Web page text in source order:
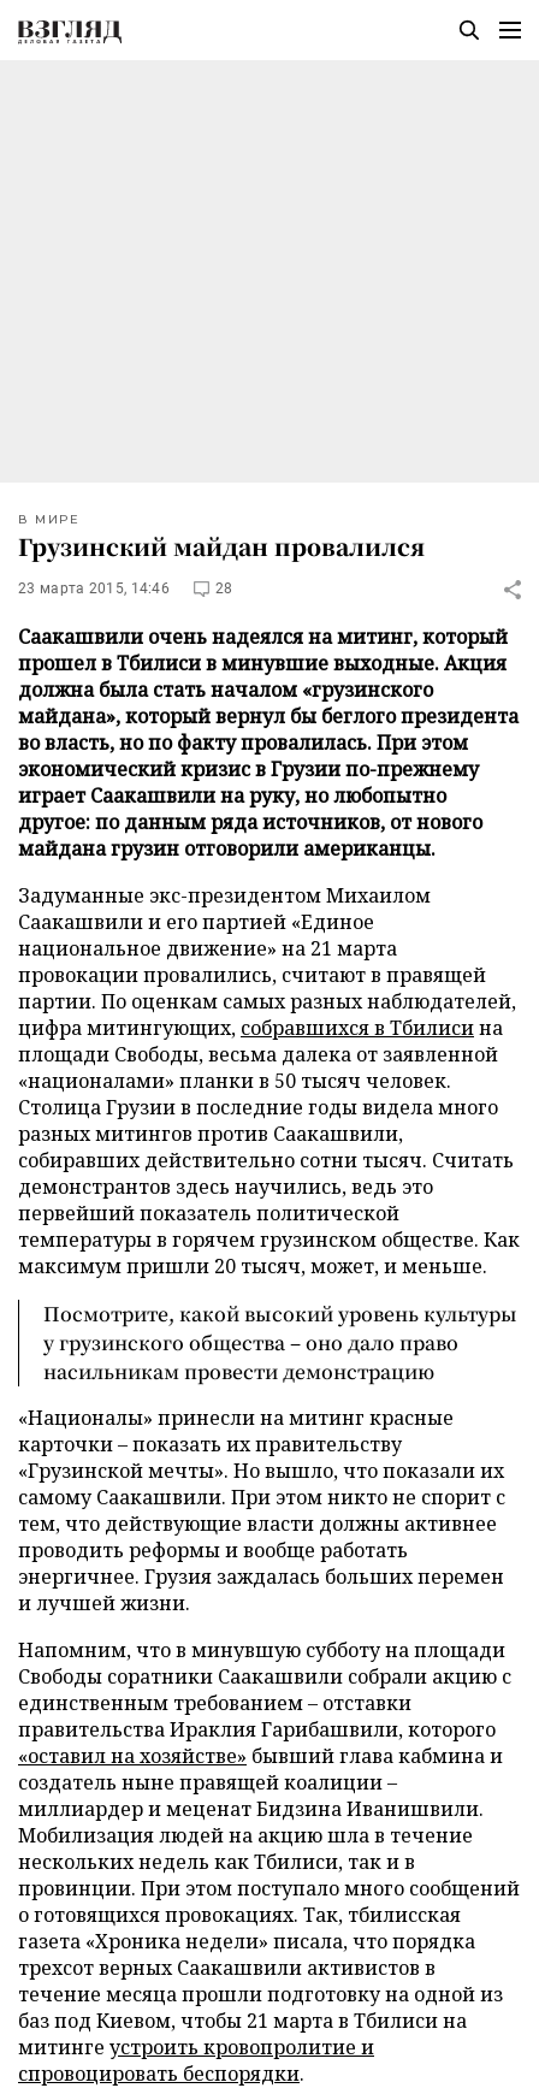
В МИРЕ
Грузинский майдан провалился
23 марта 2015, 14:46 28
Саакашвили очень надеялся на митинг, который
прошел в Тбилиси в минувшие выходные. Акция
должна была стать началом «грузинского
майдана», который вернул бы беглого президента
во власть, но по факту провалилась. При этом
экономический кризис в Грузии по-прежнему
играет Саакашвили на руку, но любопытно
другое: по данным ряда источников, от нового
майдана грузин отговорили американцы.
Задуманные экс-президентом Михаилом
Саакашвили и его партией «Единое
национальное движение» на 21 марта
провокации провалились, считают в правящей
партии. По оценкам самых разных наблюдателей,
цифра митингующих, собравшихся в Тбилисина
площади Свободы, весьма далека от заявленной
«националами» планки в 50 тысяч человек.
Столица Грузии в последние годы видела много
разных митингов против Саакашвили,
собиравших действительно сотни тысяч. Считать
демонстрантов здесь научились, ведь это
первейший показатель политической
температуры в горячем грузинском обществе. Как
максимум пришли 20 тысяч, может, и меньше.
Посмотрите, какой высокий уровень культуры
у грузинского общества – оно дало право
насильникам провести демонстрацию
«Националы» принесли на митинг красные
карточки – показать их правительству
«Грузинской мечты». Но вышло, что показали их
самому Саакашвили. При этом никто не спорит с
тем, что действующие власти должны активнее
проводить реформы и вообще работать
энергичнее. Грузия заждалась больших перемен
и лучшей жизни.
Напомним, что в минувшую субботу на площади
Свободы соратники Саакашвили собрали акцию с
единственным требованием – отставки
правительства Ираклия Гарибашвили, которого
«оставил на хозяйстве» бывший глава кабмина и
создатель ныне правящей коалиции –
миллиардер и меценат Бидзина Иванишвили.
Мобилизация людей на акцию шла в течение
нескольких недель как Тбилиси, так и в
провинции. При этом поступало много сообщений
о готовящихся провокациях. Так, тбилисская
газета «Хроника недели» писала, что порядка
трехсот верных Саакашвили активистов в
течение месяца прошли подготовку на одной из
баз под Киевом, чтобы 21 марта в Тбилиси на
митинге устроить кровопролитие и
спровоцировать беспорядки.